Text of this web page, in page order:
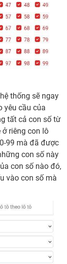
thống sẽ ngay
yêu cầu của
tất cả con số từ
ở riêng con lô
99 mà đã được
con số này
con số nào đó,
vào con số mà